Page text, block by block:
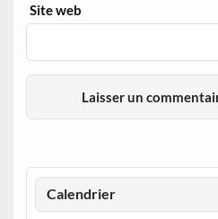
Site web
Calendrier